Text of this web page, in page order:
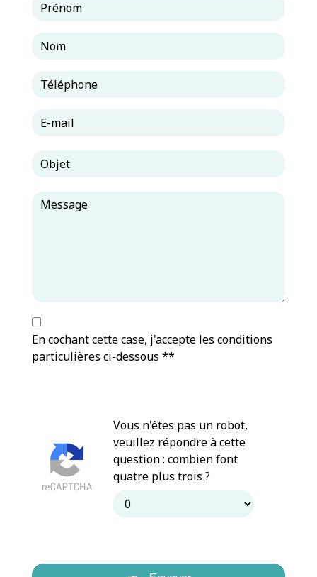
En cochant cette case, j'accepte les conditions
particulières ci-dessous **
Vous n'êtes pas un robot,
veuillez répondre à cette
question : combien font
quatre plus trois ?